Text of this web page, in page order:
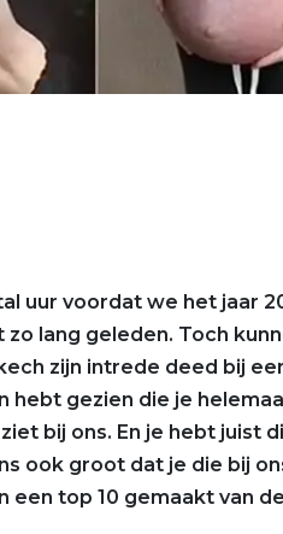
uur voordat we het jaar
lang geleden. Toch
zijn intrede deed bij
hebt gezien die je
bij ons. En je hebt juist
ook groot dat je die bij
een top 10 gemaakt van